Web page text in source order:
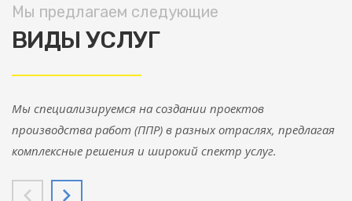
Мы предлагаем следующие
ВИДЫ УСЛУГ
Мы специализируемся на создании проектов
производства работ (ППР) в разных отраслях, предлагая
комплексные решения и широкий спектр услуг.